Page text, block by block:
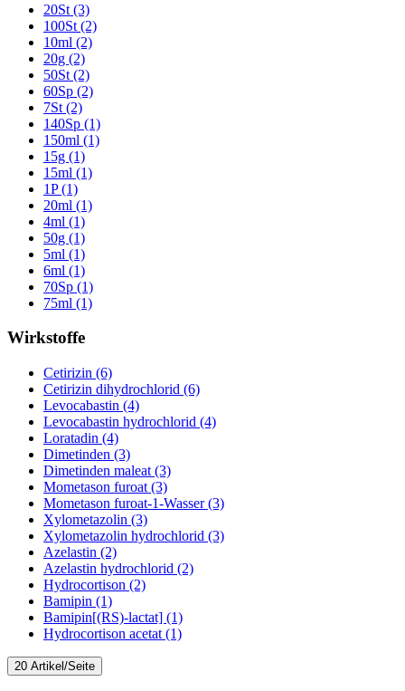
20St (3)
100St (2)
10ml (2)
20g (2)
50St (2)
60Sp (2)
7St (2)
140Sp (1)
150ml (1)
15g (1)
15ml (1)
1P (1)
20ml (1)
4ml (1)
50g (1)
5ml (1)
6ml (1)
70Sp (1)
75ml (1)
Wirkstoffe
Cetirizin (6)
Cetirizin dihydrochlorid (6)
Levocabastin (4)
Levocabastin hydrochlorid (4)
Loratadin (4)
Dimetinden (3)
Dimetinden maleat (3)
Mometason furoat (3)
Mometason furoat-1-Wasser (3)
Xylometazolin (3)
Xylometazolin hydrochlorid (3)
Azelastin (2)
Azelastin hydrochlorid (2)
Hydrocortison (2)
Bamipin (1)
Bamipin[(RS)-lactat] (1)
Hydrocortison acetat (1)
20 Artikel/Seite